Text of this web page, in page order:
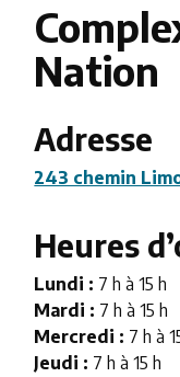
Nation
Adresse
243 chemin
Heures
Lundi : 7 h à 15 h
Mardi : 7 h à 15 h
Mercredi : 7 h à
Jeudi : 7 h à 15 h